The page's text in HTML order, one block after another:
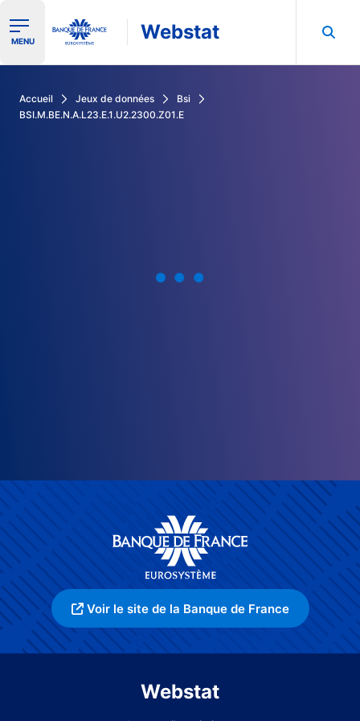
Ouvrir le menu de navigation
MENU Webstat
Accueil Jeux de données
Bsi
BSI.M.BE.N.A.L23.E.1.U2.2300.Z01.E
Voir le site de la Banque de France
Webstat